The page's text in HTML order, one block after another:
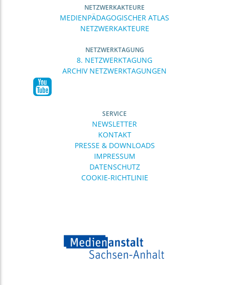
NETZWERKAKTEURE
MEDIENPÄDAGOGISCHER ATLAS
NETZWERKAKTEURE
NETZWERKTAGUNG
8. NETZWERKTAGUNG
ARCHIV NETZWERKTAGUNGEN
SERVICE
NEWSLETTER
KONTAKT
PRESSE & DOWNLOADS
IMPRESSUM
DATENSCHUTZ
COOKIE-RICHTLINIE